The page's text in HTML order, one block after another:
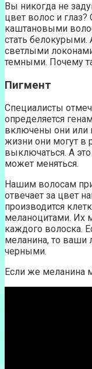
Вы никогда не
цвет волос и
каштановыми
стать
светлыми
темными. Почему
Пигмент
Специалисты
определяется
включены они или
жизни они могут в
выключаться. А
может меняться.
Нашим волосам
отвечает за цвет
производится
меланоцитами. Их
каждого волоска.
меланина, то ваши
черными.
Если же меланина